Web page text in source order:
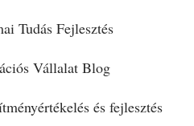
Tudás Fejlesztés
Vállalat Blog
és fejlesztés